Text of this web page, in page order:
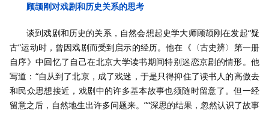
顾颉刚对戏剧和历史关系的思考
谈到戏剧和历史的关系，自然会想起史学大师顾颉刚在发起“疑
古”运动时，曾因戏剧而受到启示的经历。他在《〈古史辨〉第一册
自序》中回忆了自己在北京大学读书期间特别迷恋京剧的情形。他
写道：“自从到了北京，成了戏迷，于是只得抑住了读书人的高傲去
和民众思想接近，戏剧中的许多基本故事也须随时留意了。但一经
留意之后，自然地生出许多问题来。”“深思的结果，忽然认识了故事